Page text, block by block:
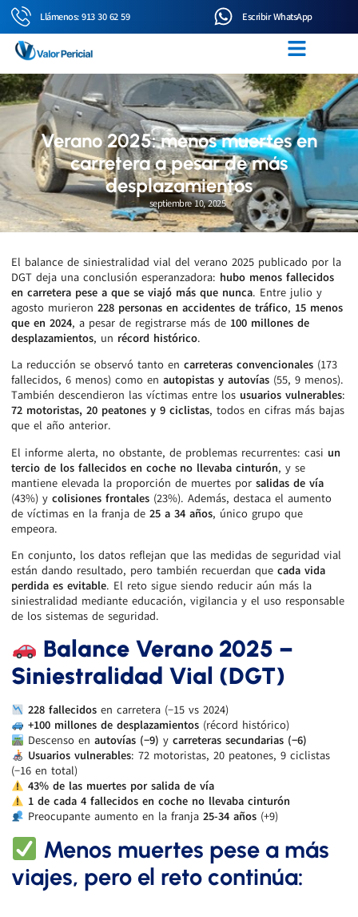
Llámenos: 913 30 62 59 Escribir WhatsApp
Verano 2025: menos muertes en
carretera a pesar de más
desplazamientos
septiembre 10, 2025
El balance de siniestralidad vial del verano 2025 publicado por la
DGT deja una conclusión esperanzadora: hubo menos fallecidos
en carretera pese a que se viajó más que nunca. Entre julio y
agosto murieron 228 personas en accidentes de tráfico, 15 menos
que en 2024, a pesar de registrarse más de 100 millones de
desplazamientos, un récord histórico.
La reducción se observó tanto en carreteras convencionales (173
fallecidos, 6 menos) como en autopistas y autovías (55, 9 menos).
También descendieron las víctimas entre los usuarios vulnerables:
72 motoristas, 20 peatones y 9 ciclistas, todos en cifras más bajas
que el año anterior.
El informe alerta, no obstante, de problemas recurrentes: casi un
tercio de los fallecidos en coche no llevaba cinturón, y se
mantiene elevada la proporción de muertes por salidas de vía
(43%) y colisiones frontales (23%). Además, destaca el aumento
de víctimas en la franja de 25 a 34 años, único grupo que
empeora.
En conjunto, los datos reflejan que las medidas de seguridad vial
están dando resultado, pero también recuerdan que cada vida
perdida es evitable. El reto sigue siendo reducir aún más la
siniestralidad mediante educación, vigilancia y el uso responsable
de los sistemas de seguridad.
Balance Verano 2025 –
Siniestralidad Vial (DGT)
228 fallecidosen carretera (−15 vs 2024)
+100 millones de desplazamientos(récord histórico)
Descenso en autovías (−9) y carreteras secundarias (−6)
Usuarios vulnerables: 72 motoristas, 20 peatones, 9 ciclistas
(−16 en total)
43% de las muertes por salida de vía
1 de cada 4 fallecidos en coche no llevaba cinturón
Preocupante aumento en la franja 25-34 años(+9)
Menos muertes pese a más
viajes, pero el reto continúa: